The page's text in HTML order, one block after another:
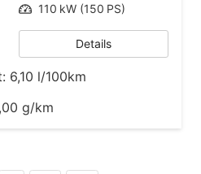
Leistung 110 kW (150 PS)
Details
6,10 l/100km
g/km